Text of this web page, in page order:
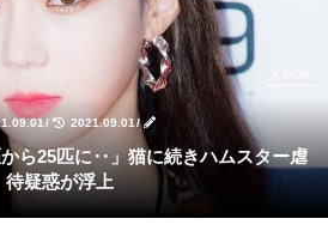
/ 2021.09.01 /
待疑惑が浮上